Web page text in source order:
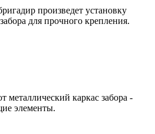
произведет установку
для прочного крепления.
каркас забора -
элементы.